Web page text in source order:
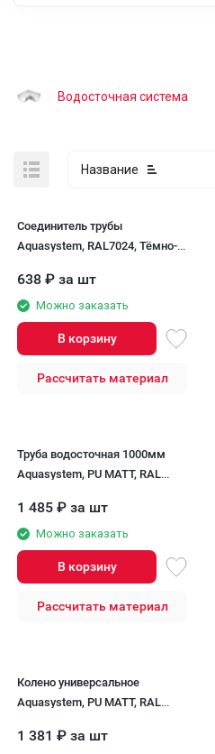
Водосточная система
Название
Соединитель трубы
Aquasystem, RAL7024, Тёмно-
638 ₽ за шт
Можно заказать
В корзину
Рассчитать материал
Труба водосточная 1000мм
Aquasystem, PU MATT, RAL
150/100
1 485 ₽ за шт
Можно заказать
В корзину
Рассчитать материал
Колено универсальное
Aquasystem, PU MATT, RAL
150/100
1 381 ₽ за шт